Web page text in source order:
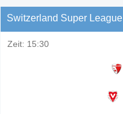
Switzerland Super League
Zeit: 15:30